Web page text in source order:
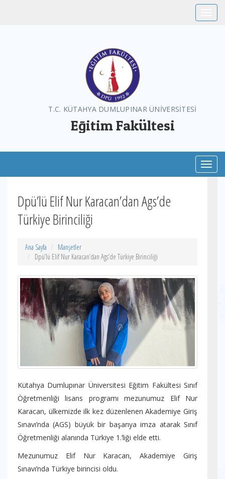
T.C. KÜTAHYA DUMLUPINAR ÜNİVERSİTESİ
Eğitim Fakültesi
Dpü’lü Elif Nur Karacan’dan Ags’de
Türkiye Birinciliği
Ana Sayfa
Manşetler
Dpü’lü Elif Nur Karacan’dan Ags’de Türkiye Birinciliği
Kütahya Dumlupınar Üniversitesi Eğitim Fakültesi Sınıf
Öğretmenliği lisans programı mezunumuz Elif Nur
Karacan, ülkemizde ilk kez düzenlenen Akademiye Giriş
Sınavı’nda (AGS) büyük bir başarıya imza atarak Sınıf
Öğretmenliği alanında Türkiye 1.’liği elde etti.
Mezunumuz Elif Nur Karacan, Akademiye Giriş
Sınavı’nda Türkiye birincisi oldu.